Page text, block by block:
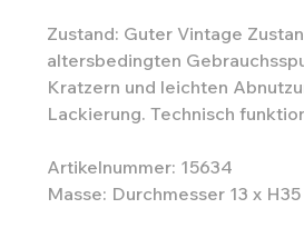
Zustand: Guter Vintage
altersbedingten
Kratzern und leichten
Lackierung. Technisch
Artikelnummer: 15634
Masse: Durchmesser 13 x